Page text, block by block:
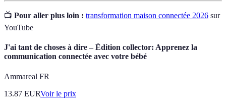
📺 Pour aller plus loin : transformation maison connectée 2026 sur
YouTube
J'ai tant de choses à dire – Édition collector: Apprenez la
communication connectée avec votre bébé
Ammareal FR
13.87 EURVoir le prix